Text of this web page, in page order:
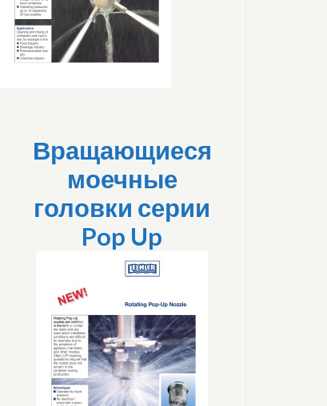
Вращающиеся
моечные
головки серии
Pop Up